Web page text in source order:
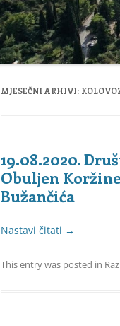
MJESEČNI ARHIVI:
19.08.2020.
Obuljen
Bužančića
Nastavi čitati →
This entry was posted in